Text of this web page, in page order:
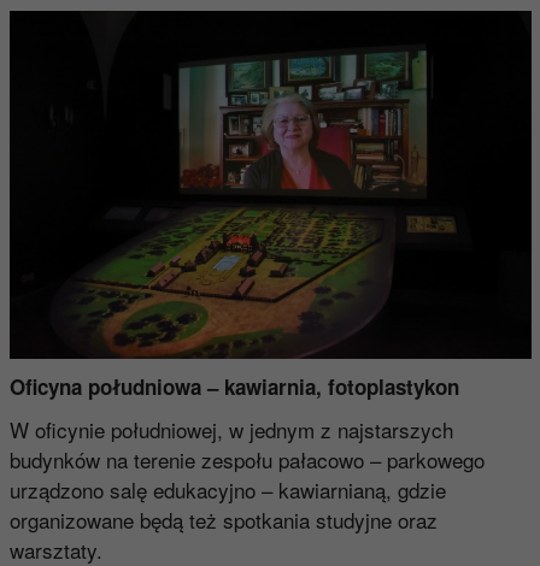
Oficyna południowa – kawiarnia, fotoplastykon
W oficynie południowej, w jednym z najstarszych
budynków na terenie zespołu pałacowo – parkowego
urządzono salę edukacyjno – kawiarnianą, gdzie
organizowane będą też spotkania studyjne oraz
warsztaty.